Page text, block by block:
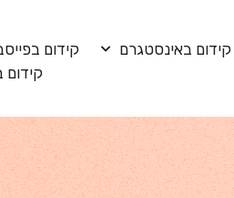
קידום באינסטגרם קידום
קידום